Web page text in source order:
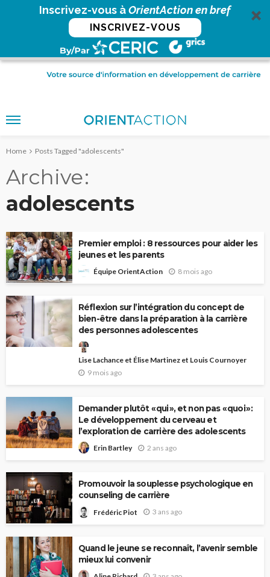
Inscrivez-vous àOrientAction en bref
INSCRIVEZ-VOUS
Home Posts Tagged "adolescents"
Archive
adolescents
Premier emploi : 8 ressources pour aider les
jeunes et les parents
Équipe OrientAction 8 mois ago
Réflexion sur l’intégration du concept de
bien-être dans la préparation à la carrière
des personnes adolescentes
Lise Lachance et Élise Martinez et Louis Cournoyer
9 mois ago
Demander plutôt « qui », et non pas « quoi » :
Le développement du cerveau et
l’exploration de carrière des adolescents
Erin Bartley 2 ans ago
Promouvoir la souplesse psychologique en
counseling de carrière
Frédéric Piot 3 ans ago
Quand le jeune se reconnaît, l’avenir semble
mieux lui convenir